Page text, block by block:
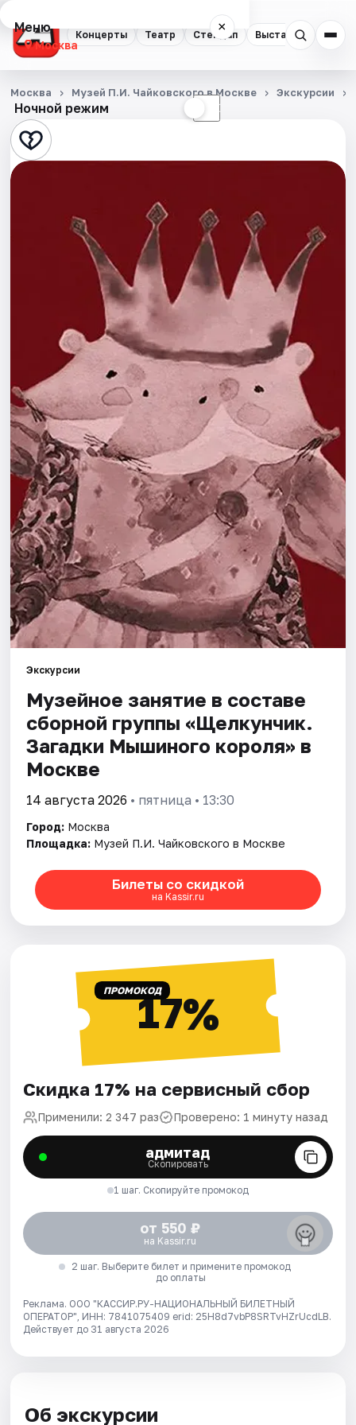
Концерты Театр Стендап Выставки
Меню ×
Москва
Концерты
Театр
Стендап
События
Города
Площадки
Артисты
Рейтинги
Ночной режим ☾
Москва Музей П.И. Чайковского в Москве Экскурсии
Экскурсии
Музейное занятие в составе
сборной группы «Щелкунчик.
Загадки Мышиного кoроля» в
Москве
14 августа 2026 • пятница • 13:30
Город: Москва
Площадка: Музей П.И. Чайковского в Москве
Билеты со скидкой
на Kassir.ru
ПРОМОКОД17%
Скидка 17% на сервисный сбор
Применили: 2 347 раз Проверено: 1 минуту назад
адмитад
Скопировать
1 шаг. Скопируйте промокод
от 550 ₽
на Kassir.ru
2 шаг. Выберите билет и примените промокод
до оплаты
Реклама. ООО "КАССИР.РУ-НАЦИОНАЛЬНЫЙ БИЛЕТНЫЙ
ОПЕРАТОР", ИНН: 7841075409 erid: 25H8d7vbP8SRTvHZrUcdLB.
Действует до 31 августа 2026
Об экскурсии